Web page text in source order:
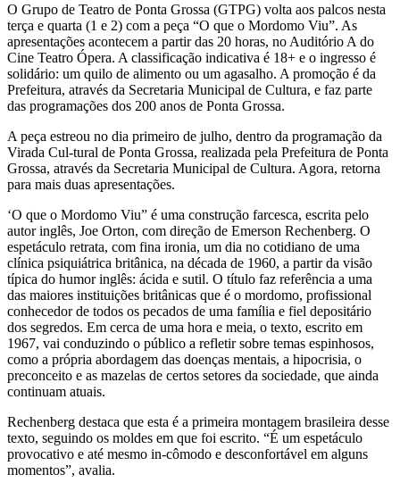
O Grupo de Teatro de Ponta Grossa (GTPG) volta aos palcos nesta
terça e quarta (1 e 2) com a peça “O que o Mordomo Viu”. As
apresentações acontecem a partir das 20 horas, no Auditório A do
Cine Teatro Ópera. A classificação indicativa é 18+ e o ingresso é
solidário: um quilo de alimento ou um agasalho. A promoção é da
Prefeitura, através da Secretaria Municipal de Cultura, e faz parte
das programações dos 200 anos de Ponta Grossa.
A peça estreou no dia primeiro de julho, dentro da programação da
Virada Cul-tural de Ponta Grossa, realizada pela Prefeitura de Ponta
Grossa, através da Secretaria Municipal de Cultura. Agora, retorna
para mais duas apresentações.
‘O que o Mordomo Viu” é uma construção farcesca, escrita pelo
autor inglês, Joe Orton, com direção de Emerson Rechenberg. O
espetáculo retrata, com fina ironia, um dia no cotidiano de uma
clínica psiquiátrica britânica, na década de 1960, a partir da visão
típica do humor inglês: ácida e sutil. O título faz referência a uma
das maiores instituições britânicas que é o mordomo, profissional
conhecedor de todos os pecados de uma família e fiel depositário
dos segredos. Em cerca de uma hora e meia, o texto, escrito em
1967, vai conduzindo o público a refletir sobre temas espinhosos,
como a própria abordagem das doenças mentais, a hipocrisia, o
preconceito e as mazelas de certos setores da sociedade, que ainda
continuam atuais.
Rechenberg destaca que esta é a primeira montagem brasileira desse
texto, seguindo os moldes em que foi escrito. “É um espetáculo
provocativo e até mesmo in-cômodo e desconfortável em alguns
momentos”, avalia.